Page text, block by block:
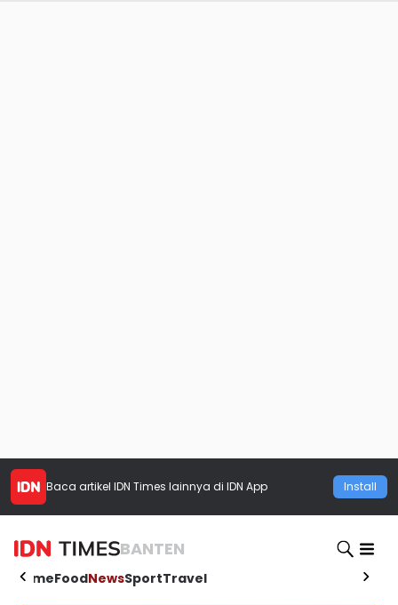
Baca artikel IDN Times lainnya di IDN App Install
BANTEN
HomeFoodNewsSportTravel